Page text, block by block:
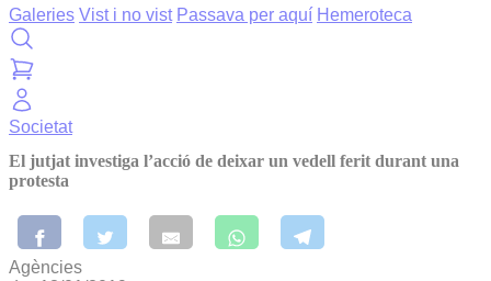
Galeries Vist i no vist Passava per aquí Hemeroteca
Societat
El jutjat investiga l’acció de deixar un vedell ferit durant una
protesta
Agències